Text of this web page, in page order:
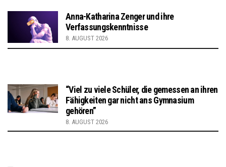
Anna-Katharina Zenger und ihre
Verfassungskenntnisse
8. AUGUST 2026
“Viel zu viele Schüler, die gemessen an ihren
Fähigkeiten gar nicht ans Gymnasium
gehören”
8. AUGUST 2026